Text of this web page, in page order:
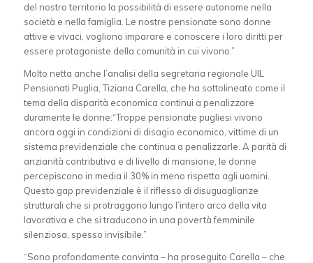
del nostro territorio la possibilità di essere autonome nella
società e nella famiglia. Le nostre pensionate sono donne
attive e vivaci, vogliono imparare e conoscere i loro diritti per
essere protagoniste della comunità in cui vivono.”
Molto netta anche l’analisi della segretaria regionale UIL
Pensionati Puglia, Tiziana Carella, che ha sottolineato come il
tema della disparità economica continui a penalizzare
duramente le donne:“Troppe pensionate pugliesi vivono
ancora oggi in condizioni di disagio economico, vittime di un
sistema previdenziale che continua a penalizzarle. A parità di
anzianità contributiva e di livello di mansione, le donne
percepiscono in media il 30% in meno rispetto agli uomini.
Questo gap previdenziale è il riflesso di disuguaglianze
strutturali che si protraggono lungo l’intero arco della vita
lavorativa e che si traducono in una povertà femminile
silenziosa, spesso invisibile.”
“Sono profondamente convinta – ha proseguito Carella – che